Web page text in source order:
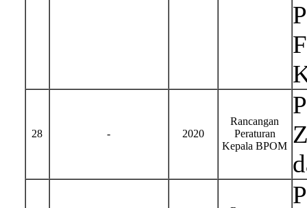
28 - 2020
Rancangan
Peraturan
Kepala BPOM